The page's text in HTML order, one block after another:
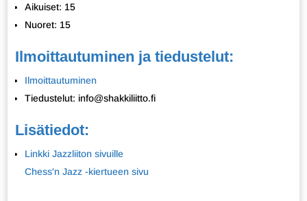
Aikuiset: 15
Nuoret: 15
Ilmoittautuminen ja tiedustelut:
Ilmoittautuminen
Tiedustelut: info@shakkiliitto.fi
Lisätiedot:
Linkki Jazzliiton sivuille
Chess'n Jazz -kiertueen sivu